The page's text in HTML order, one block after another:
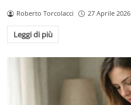
Roberto Torcolacci 27 Aprile 2026
Leggi di più